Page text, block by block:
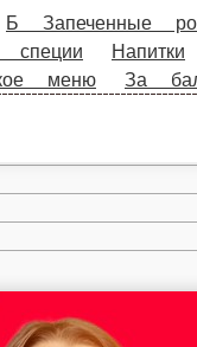
Б Горячие блюда
роллы Классика